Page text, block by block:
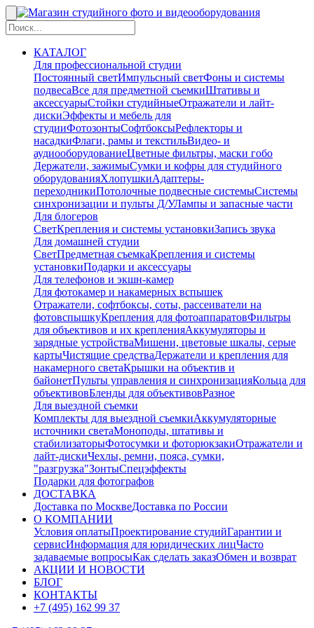
КАТАЛОГ
Для профессиональной студии
Постоянный светИмпульсный светФоны и системы
подвесаВсе для предметной съемкиШтативы и
аксессуарыСтойки студийныеОтражатели и лайт-
дискиЭффекты и мебель для
студииФотозонтыСофтбоксыРефлекторы и
насадкиФлаги, рамы и текстильВидео- и
аудиооборудованиеЦветные фильтры, маски гобо
Держатели, зажимыСумки и кофры для студийного
оборудованияХлопушкиАдаптеры-
переходникиПотолочные подвесные системыСистемы
синхронизации и пульты Д/УЛампы и запасные части
Для блогеров
СветКрепления и системы установкиЗапись звука
Для домашней студии
СветПредметная съемкаКрепления и системы
установкиПодарки и аксессуары
Для телефонов и экшн-камер
Для фотокамер и накамерных вспышек
Отражатели, софтбоксы, соты, рассеиватели на
фотовспышкуКрепления для фотоаппаратовФильтры
для объективов и их крепленияАккумуляторы и
зарядные устройстваМишени, цветовые шкалы, серые
картыЧистящие средстваДержатели и крепления для
накамерного светаКрышки на объектив и
байонетПульты управления и синхронизацияКольца для
объективовБленды для объективовРазное
Для выездной съемки
Комплекты для выездной съемкиАккумуляторные
источники светаМоноподы, штативы и
стабилизаторыФотосумки и фоторюкзакиОтражатели и
лайт-дискиЧехлы, ремни, пояса, сумки,
"разгрузка"ЗонтыСпецэффекты
Подарки для фотографов
ДОСТАВКА
Доставка по МосквеДоставка по России
О КОМПАНИИ
Условия оплатыПроектирование студийГарантии и
сервисИнформация для юридических лицЧасто
задаваемые вопросыКак сделать заказОбмен и возврат
АКЦИИ И НОВОСТИ
БЛОГ
КОНТАКТЫ
+7 (495) 162 99 37